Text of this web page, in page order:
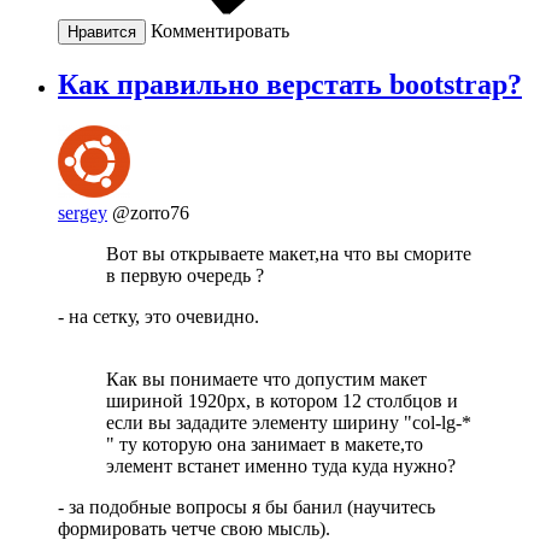
Нравится Комментировать
Как правильно верстать bootstrap?
sergey @zorro76
Вот вы открываете макет,на что вы сморите
в первую очередь ?
- на сетку, это очевидно.
Как вы понимаете что допустим макет
шириной 1920px, в котором 12 столбцов и
если вы зададите элементу ширину "col-lg-*
" ту которую она занимает в макете,то
элемент встанет именно туда куда нужно?
- за подобные вопросы я бы банил (научитесь
формировать четче свою мысль).